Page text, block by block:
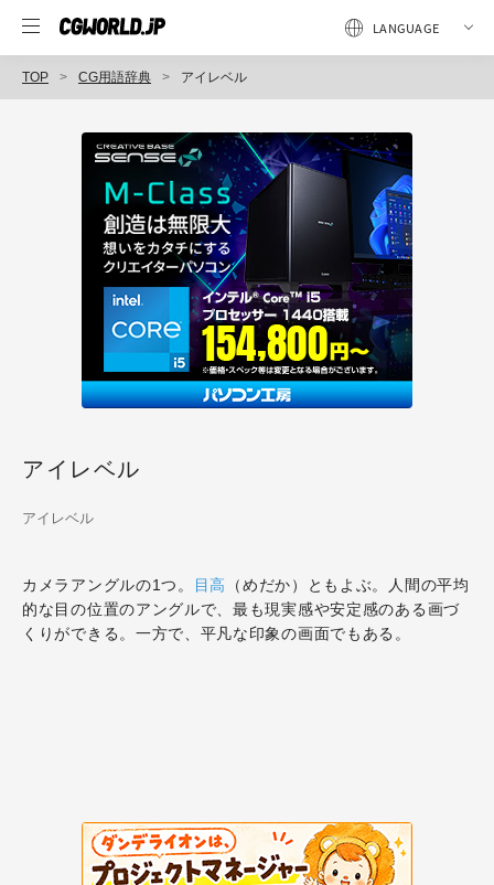
TOP CG用語辞典 アイレベル
アイレベル
アイレベル
カメラアングルの1つ。 目高
（めだか）ともよぶ。人間の平均
的な目の位置のアングルで、最も現実感や安定感のある画づ
くりができる。一方で、平凡な印象の画面でもある。